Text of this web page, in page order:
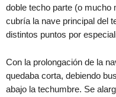
doble techo parte (o mucho
cubría la nave principal del
distintos puntos por
Con la prolongación de la
quedaba corta, debiendo
abajo la techumbre. Se